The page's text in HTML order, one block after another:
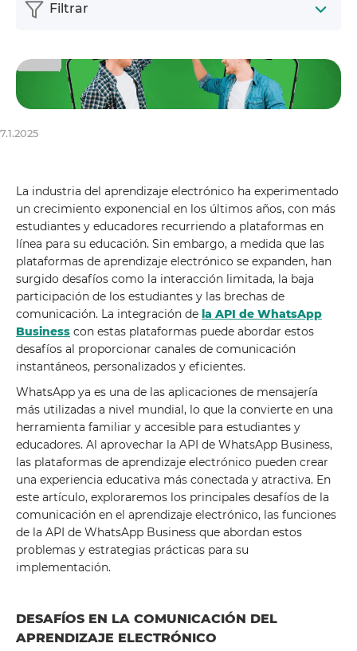
7.1.2025
La industria del aprendizaje electrónico ha experimentado
un crecimiento exponencial en los últimos años, con más
estudiantes y educadores recurriendo a plataformas en
línea para su educación. Sin embargo, a medida que las
plataformas de aprendizaje electrónico se expanden, han
surgido desafíos como la interacción limitada, la baja
participación de los estudiantes y las brechas de
comunicación. La integración de la API de WhatsApp
Business con estas plataformas puede abordar estos
desafíos al proporcionar canales de comunicación
instantáneos, personalizados y eficientes.
WhatsApp ya es una de las aplicaciones de mensajería
más utilizadas a nivel mundial, lo que la convierte en una
herramienta familiar y accesible para estudiantes y
educadores. Al aprovechar la API de WhatsApp Business,
las plataformas de aprendizaje electrónico pueden crear
una experiencia educativa más conectada y atractiva. En
este artículo, exploraremos los principales desafíos de la
comunicación en el aprendizaje electrónico, las funciones
de la API de WhatsApp Business que abordan estos
problemas y estrategias prácticas para su
implementación.
DESAFÍOS EN LA COMUNICACIÓN DEL
APRENDIZAJE ELECTRÓNICO
Filtrar